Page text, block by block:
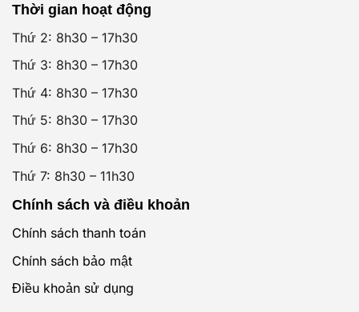
Thời gian hoạt động
Thứ 2: 8h30 – 17h30
Thứ 3: 8h30 – 17h30
Thứ 4: 8h30 – 17h30
Thứ 5: 8h30 – 17h30
Thứ 6: 8h30 – 17h30
Thứ 7: 8h30 – 11h30
Chính sách và điều khoản
Chính sách thanh toán
Chính sách bảo mật
Điều khoản sử dụng